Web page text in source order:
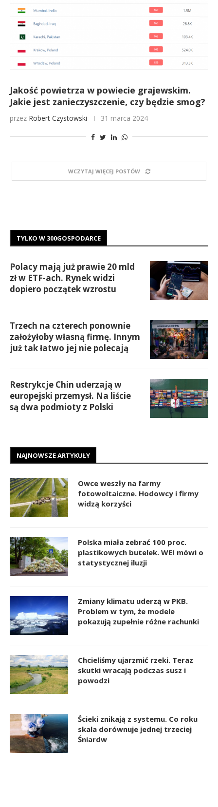
Jakość powietrza w powiecie grajewskim.
Jakie jest zanieczyszczenie, czy będzie smog?
przez Robert Czystowski 31 marca 2024
WCZYTAJ WIĘCEJ POSTÓW
TYLKO W 300GOSPODARCE
Polacy mają już prawie 20 mld
zł w ETF-ach. Rynek widzi
dopiero początek wzrostu
Trzech na czterech ponownie
założyłoby własną firmę. Innym
już tak łatwo jej nie polecają
Restrykcje Chin uderzają w
europejski przemysł. Na liście
są dwa podmioty z Polski
NAJNOWSZE ARTYKUŁY
Owce weszły na farmy
fotowoltaiczne. Hodowcy i firmy
widzą korzyści
Polska miała zebrać 100 proc.
plastikowych butelek. WEI mówi o
statystycznej iluzji
Zmiany klimatu uderzą w PKB.
Problem w tym, że modele
pokazują zupełnie różne rachunki
Chcieliśmy ujarzmić rzeki. Teraz
skutki wracają podczas susz i
powodzi
Ścieki znikają z systemu. Co roku
skala dorównuje jednej trzeciej
Śniardw